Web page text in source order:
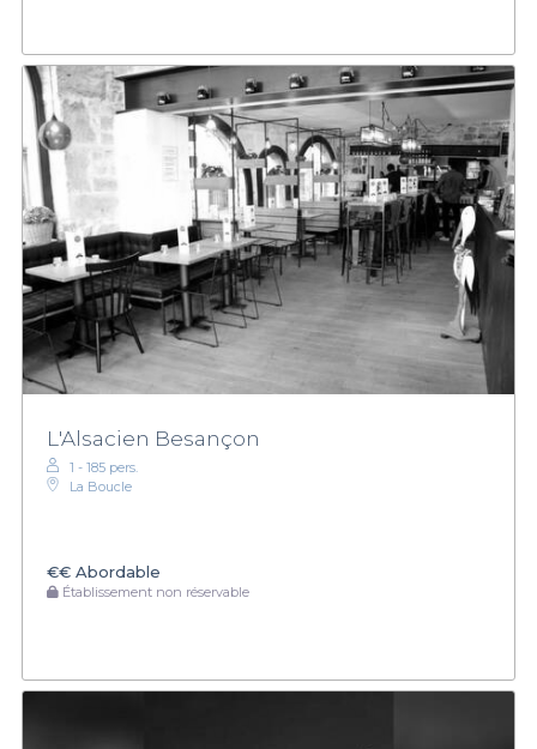
L'Alsacien Besançon
1 - 185 pers.
La Boucle
€€ Abordable
Établissement non réservable